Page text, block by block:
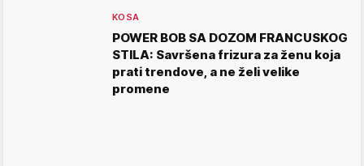
KOSA
POWER BOB SA DOZOM FRANCUSKOG
STILA: Savršena frizura za ženu koja
prati trendove, a ne želi velike
promene